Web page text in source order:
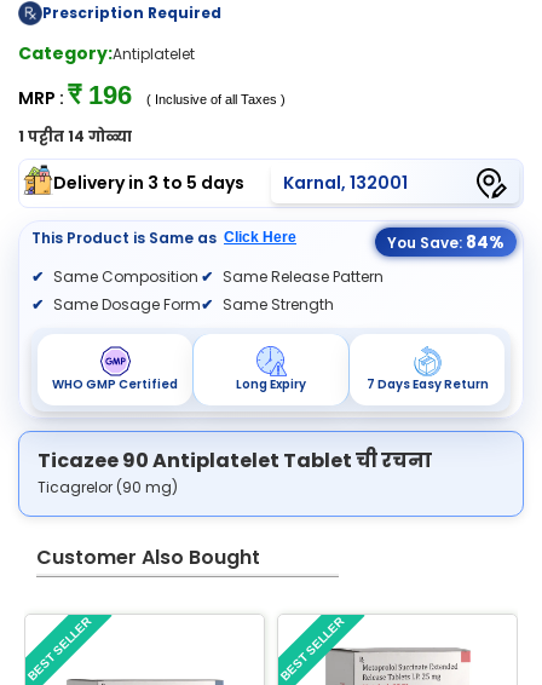
Prescription Required
Category:Antiplatelet
MRP : ₹ 196 ( Inclusive of all Taxes )
1 पट्टीत 14 गोळ्या
Delivery in 3 to 5 days Karnal, 132001
This Product is Same as Click Here You Save: 84%
Same Composition
Same Dosage Form
Same Release Pattern
Same Strength
WHO GMP Certified Long Expiry 7 Days Easy Return
Ticazee 90 Antiplatelet Tablet ची रचना
Ticagrelor (90 mg)
Customer Also Bought
BEST SELLER BEST SELLER